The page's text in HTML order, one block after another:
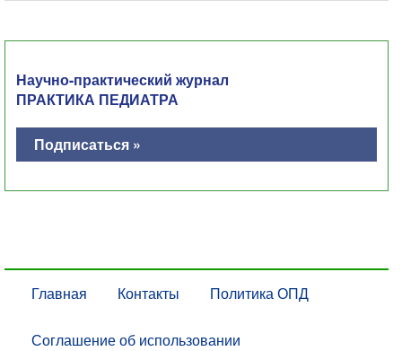
Научно-практический журнал
ПРАКТИКА ПЕДИАТРА
Подписаться »
Главная Контакты Политика ОПД
Соглашение об использовании